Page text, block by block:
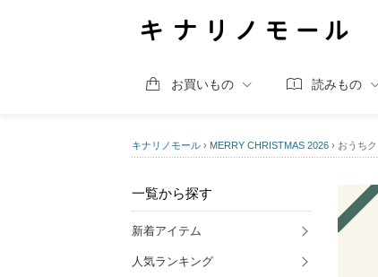
お買いもの 読みもの
キナリノモール › MERRY CHRISTMAS 2026 › おうち
一覧から探す
新着アイテム
人気ランキング